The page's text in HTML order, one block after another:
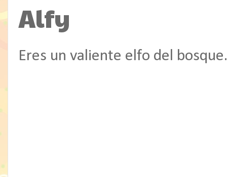
Alfy
Eres un valiente elfo del bosque.